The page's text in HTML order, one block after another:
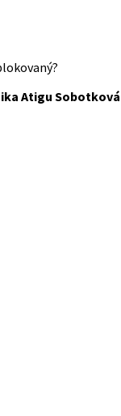
Atigu Sobotková